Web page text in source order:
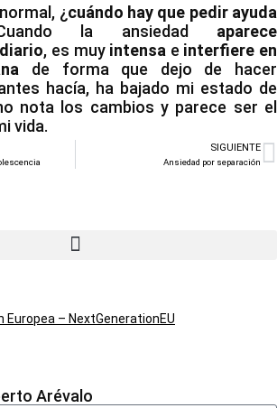
¿cuándo hay que pedir ayuda
la ansiedad aparece
, es muy intensa e interfiere en
de forma que dejo de hacer
hacía, ha bajado mi estado de
nota los cambios y parece ser el
vida.
SIGUIENTE
Ansiedad por separación
Europea – NextGenerationEU
Arévalo